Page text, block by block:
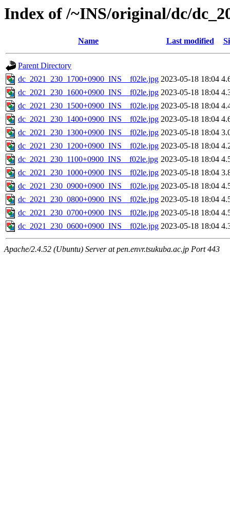
Index of /~INS/original/dc/
Name Last modified
Parent Directory
dc_2021_230_1700+0900_INS__f02le.jpg 2023-05-18 18:04
dc_2021_230_1600+0900_INS__f02le.jpg 2023-05-18 18:04
dc_2021_230_1500+0900_INS__f02le.jpg 2023-05-18 18:04
dc_2021_230_1400+0900_INS__f02le.jpg 2023-05-18 18:04
dc_2021_230_1300+0900_INS__f02le.jpg 2023-05-18 18:04
dc_2021_230_1200+0900_INS__f02le.jpg 2023-05-18 18:04
dc_2021_230_1100+0900_INS__f02le.jpg 2023-05-18 18:04
dc_2021_230_1000+0900_INS__f02le.jpg 2023-05-18 18:04
dc_2021_230_0900+0900_INS__f02le.jpg 2023-05-18 18:04
dc_2021_230_0800+0900_INS__f02le.jpg 2023-05-18 18:04
dc_2021_230_0700+0900_INS__f02le.jpg 2023-05-18 18:04
dc_2021_230_0600+0900_INS__f02le.jpg 2023-05-18 18:04
Apache/2.4.52 (Ubuntu) Server at pen.envr.tsukuba.ac.jp Port 443